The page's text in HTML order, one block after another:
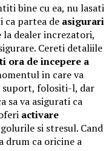
bine cu ea, nu lasati
ca partea de asigurari
la dealer increzatori,
Cereti detaliile
ora de incepere a
in care va
suport, folositi-l, dar
sa va asigurati ca
activare
si stresul. Cand
drum ca oricine a